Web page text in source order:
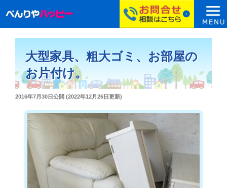
大型家具、粗大ゴミ、お部屋の
お片付け。
投
2016年7月30日公開 (2022年12月26日更新)